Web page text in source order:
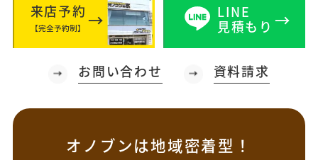
来店予約
【完全予約制】
LINE
見積もり
お問い合わせ 資料請求
オノブンは地域密着型！